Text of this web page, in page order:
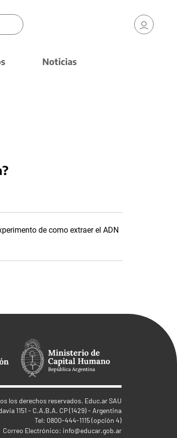
Noticias
de como extraer el ADN
los derechos reservados. Educ.ar SAU
1151 - C.A.B.A. CP (1429) - Argentina
Tel: 0800-444-1115 (opción 4)
Correo Electrónico: info@educar.gob.ar